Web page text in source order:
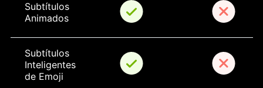
Subtítulos
Animados
Subtítulos
Inteligentes
de Emoji